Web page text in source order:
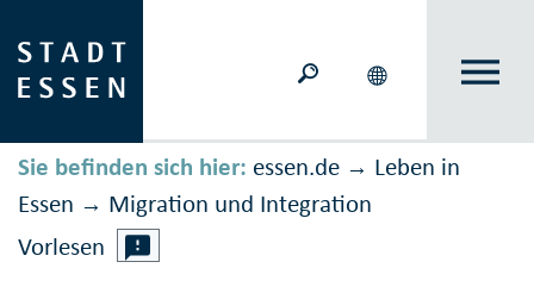
Sie befinden sich hier: essen.de → Leben in
Essen → Migration und Inte­gration
Vorlesen